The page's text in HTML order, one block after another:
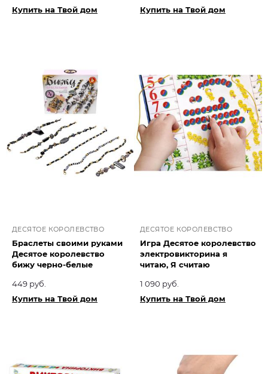
Купить на Твой дом
Купить на Твой дом
ДЕСЯТОЕ КОРОЛЕВСТВО
Браслеты своими руками
Десятое королевство
бижу черно-белые
449 руб.
Купить на Твой дом
ДЕСЯТОЕ КОРОЛЕВСТВО
Игра Десятое королевство
электровикторина я
читаю, Я считаю
1 090 руб.
Купить на Твой дом